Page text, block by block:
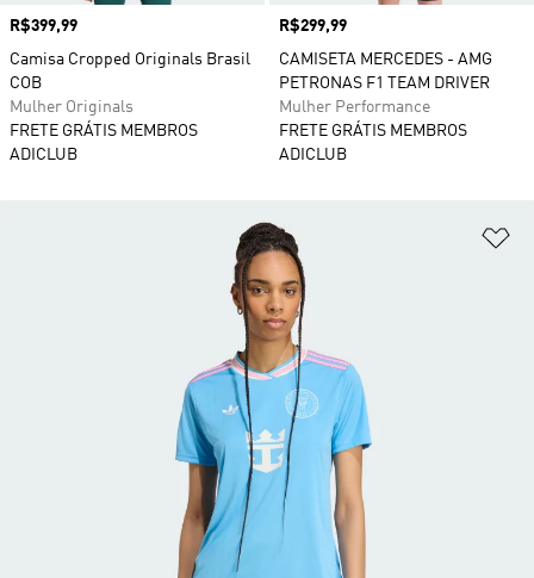
Preço
R$399,99
Camisa Cropped Originals Brasil
COB
Mulher Originals
FRETE GRÁTIS MEMBROS
ADICLUB
Preço
R$299,99
CAMISETA MERCEDES - AMG
PETRONAS F1 TEAM DRIVER
Mulher Performance
FRETE GRÁTIS MEMBROS
ADICLUB